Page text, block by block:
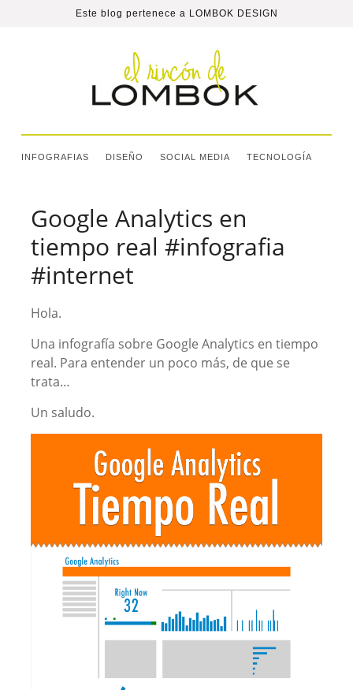
Este blog pertenece a LOMBOK DESIGN
INFOGRAFIAS DISEÑO SOCIAL MEDIA TECNOLOGÍA
Google Analytics en
tiempo real #infografia
#internet
Hola.
Una infografía sobre Google Analytics en tiempo
real. Para entender un poco más, de que se
trata…
Un saludo.